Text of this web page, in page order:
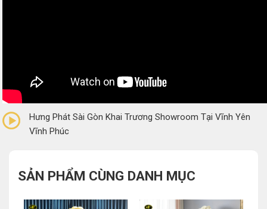
(0 Reviews)
Hưng Phát Sài Gòn Khai Trương Showroom Tại Vĩnh Yên
Vĩnh Phúc
SẢN PHẨM CÙNG DANH MỤC